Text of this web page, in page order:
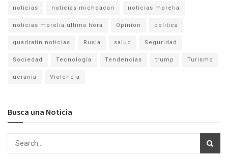
noticias noticias michoacan noticias morelia
noticias morelia ultima hora Opinion politica
quadratin noticias Rusia salud Seguridad
Sociedad Tecnología Tendencias trump Turismo
ucrania Violencia
Busca una Noticia